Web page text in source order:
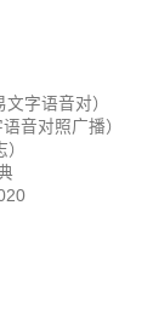
字语音对）
音对照广播）